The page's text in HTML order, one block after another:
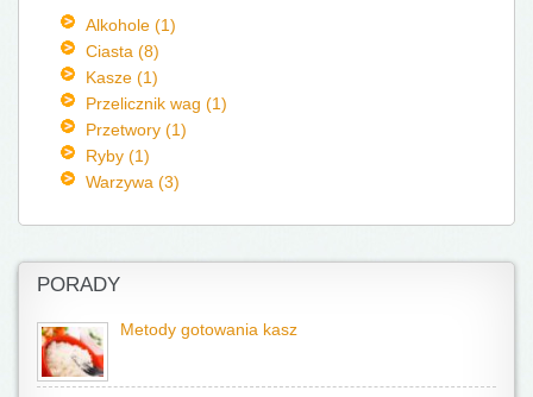
Alkohole (1)
Ciasta (8)
Kasze (1)
Przelicznik wag (1)
Przetwory (1)
Ryby (1)
Warzywa (3)
PORADY
Metody gotowania kasz